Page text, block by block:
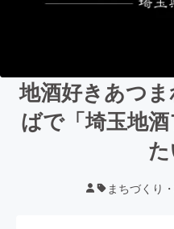
地酒好きあつ
ばで「埼玉地
た
まちづくり